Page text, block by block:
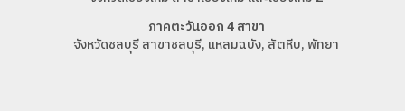
ภาคตะวันออก 4 สาขา
จังหวัดชลบุรี สาขาชลบุรี, แหลมฉบัง, สัตหีบ, พัทยา